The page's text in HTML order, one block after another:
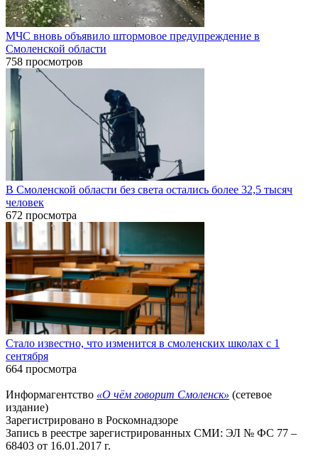
МЧС вновь объявило штормовое предупреждение в
Смоленской области
758 просмотров
В Смоленской области без света остались более 32,5 тысяч
человек
672 просмотра
Стало известно, что изменится в смоленских школах с 1
сентября
664 просмотра
Информагентство «О чём говорит Смоленск» (сетевое
издание)
Зарегистрировано в Роскомнадзоре
Запись в реестре зарегистрированных СМИ: ЭЛ № ФС 77 –
68403 от 16.01.2017 г.